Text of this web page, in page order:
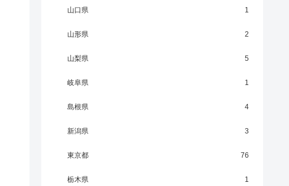
山口県 1
山形県 2
山梨県 5
岐阜県 1
島根県 4
新潟県 3
東京都 76
栃木県 1